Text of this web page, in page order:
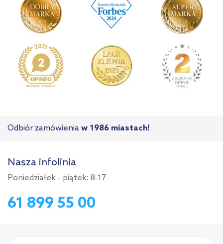
Odbiór zamówienia w 1986 miastach!
Nasza infolinia
Poniedziałek - piątek: 8-17
61 899 55 00